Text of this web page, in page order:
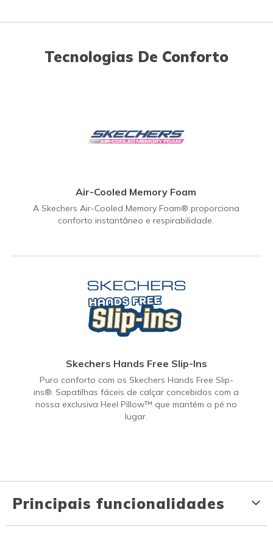
Tecnologias De Conforto
Air-Cooled Memory Foam
A Skechers Air-Cooled Memory Foam® proporciona
conforto instantâneo e respirabilidade.
Skechers Hands Free Slip-Ins
Puro conforto com os Skechers Hands Free Slip-
ins®. Sapatilhas fáceis de calçar concebidos com a
nossa exclusiva Heel Pillow™ que mantém o pé no
lugar.
Principais funcionalidades